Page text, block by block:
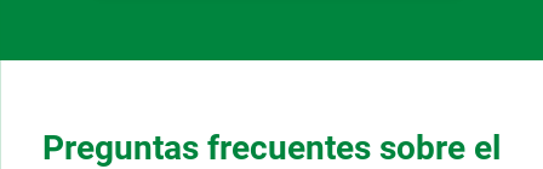
Preguntas frecuentes sobre el